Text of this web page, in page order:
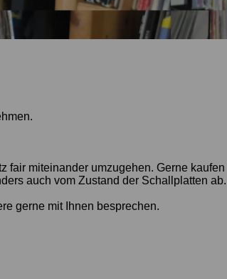
miteinander umzugehen. Gerne
auch vom Zustand der Schallplatten ab.
gerne mit Ihnen besprechen.